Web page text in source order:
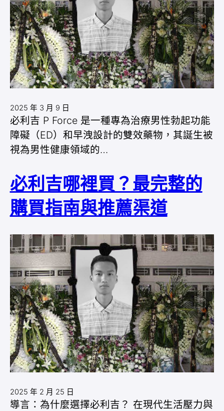
2025 年 3 月 9 日
必利吉 P Force 是一種專為治療男性勃起功能
障礙（ED）和早洩設計的雙效藥物，其誕生被
視為男性健康領域的…
必利吉哪裡買？最完整的
購買指南與推薦渠道
2025 年 2 月 25 日
導言：為什麼選擇必利吉？ 在現代生活壓力與